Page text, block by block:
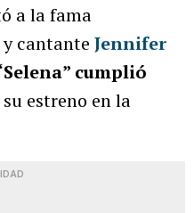
a la fama
cantante Jennifer
cumplió
su estreno en la